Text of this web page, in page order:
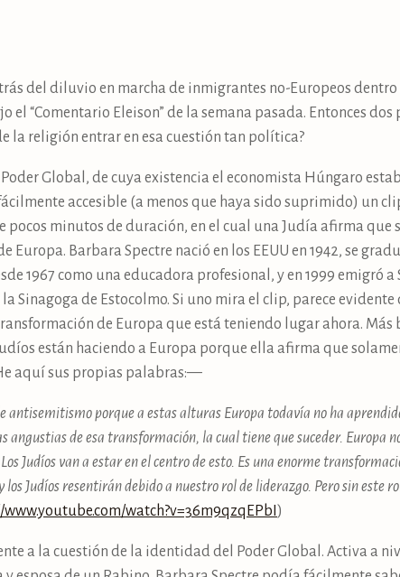
del diluvio en marcha de inmigrantes no-Europeos
el “Comentario Eleison” de la semana pasada. Entonces
la religión entrar en esa cuestión tan política?
Global, de cuya existencia el economista Húngaro
accesible (a menos que haya sido suprimido) un
pocos minutos de duración, en el cual una Judía afirma que
Barbara Spectre nació en los EEUU en 1942, se
1967 como una educadora profesional, y en 1999 emigró
Sinagoga de Estocolmo. Si uno mira el clip, parece
de Europa que está teniendo lugar ahora. Más
están haciendo a Europa porque ella afirma que
aquí sus propias palabras: —
antisemitismo porque a estas alturas Europa todavía no ha
angustias de esa transformación, la cual tiene que suceder. Europa
Judíos van a estar en el centro de esto. Es una enorme
Judíos resentirán debido a nuestro rol de liderazgo. Pero sin este
​www.​youtube.​com/​watch?v=36m9qzqEPbI )
a la cuestión de la identidad del Poder Global. Activa a